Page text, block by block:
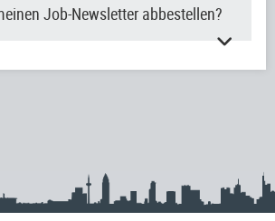
Job-Newsletter abbestellen?